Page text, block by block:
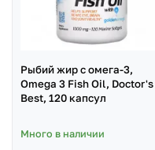
Рыбий жир с омега-3,
Omega 3 Fish Oil, Doctor's
Best, 120 капсул
Много в наличии